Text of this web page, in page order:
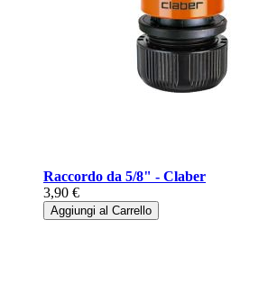
Raccordo da 5/8" - Claber
3,90 €
Aggiungi al Carrello